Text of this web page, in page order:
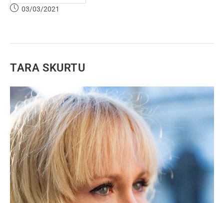
03/03/2021
TARA SKURTU